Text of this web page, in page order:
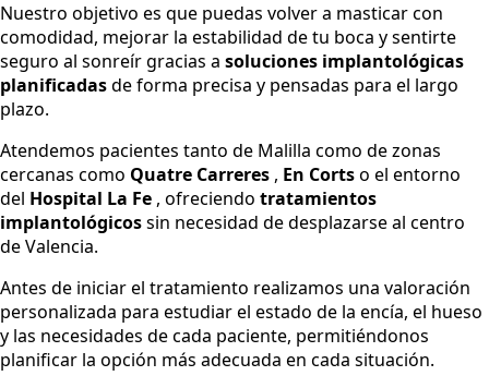
Nuestro objetivo es que puedas volver a masticar con
comodidad, mejorar la estabilidad de tu boca y sentirte
seguro al sonreír gracias a soluciones implantológicas
planificadasde forma precisa y pensadas para el largo
plazo.
Atendemos pacientes tanto de Malilla como de zonas
cercanas como Quatre Carreres , En Cortso el entorno
del Hospital La Fe , ofreciendo tratamientos
implantológicossin necesidad de desplazarse al centro
de Valencia.
Antes de iniciar el tratamiento realizamos una valoración
personalizada para estudiar el estado de la encía, el hueso
y las necesidades de cada paciente, permitiéndonos
planificar la opción más adecuada en cada situación.